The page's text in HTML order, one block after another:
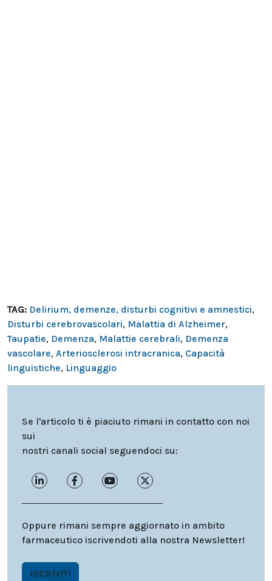
TAG: Delirium, demenze, disturbi cognitivi e amnestici,
Disturbi cerebrovascolari, Malattia di Alzheimer,
Taupatie, Demenza, Malattie cerebrali, Demenza
vascolare, Arteriosclerosi intracranica, Capacità
linguistiche, Linguaggio
Se l'articolo ti è piaciuto rimani in contatto con noi
sui
nostri canali social seguendoci su:
Oppure rimani sempre aggiornato in ambito
farmaceutico iscrivendoti alla nostra Newsletter!
ISCRIVITI